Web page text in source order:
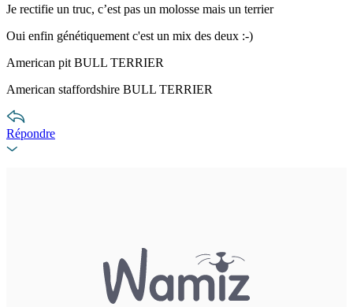
Je rectifie un truc, c’est pas un molosse mais un terrier
Oui enfin génétiquement c'est un mix des deux :-)
American pit BULL TERRIER
American staffordshire BULL TERRIER
Répondre